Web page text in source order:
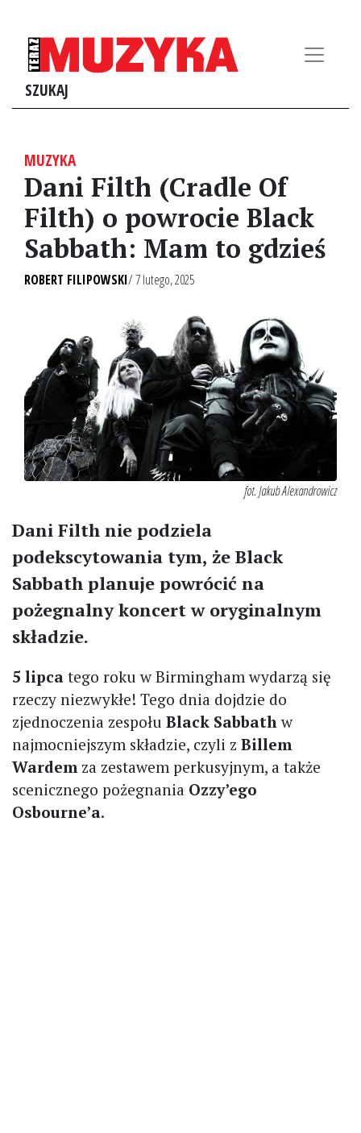
SZUKAJ
MUZYKA
Dani Filth (Cradle Of
Filth) o powrocie Black
Sabbath: Mam to gdzieś
ROBERT FILIPOWSKI/ 7 lutego, 2025
fot. Jakub Alexandrowicz
Dani Filth nie podziela
podekscytowania tym, że Black
Sabbath planuje powrócić na
pożegnalny koncert w oryginalnym
składzie.
5 lipca tego roku w Birmingham wydarzą się
rzeczy niezwykłe! Tego dnia dojdzie do
zjednoczenia zespołu Black Sabbathw
najmocniejszym składzie, czyli z Billem
Wardemza zestawem perkusyjnym, a także
scenicznego pożegnania Ozzy’ego
Osbourne’a.